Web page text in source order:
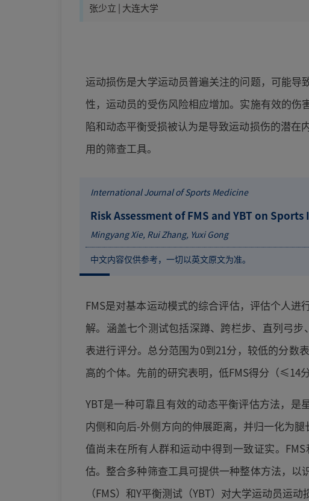
张少立 | 大连大学
运动损伤是大学运动员普遍关注的问题，可能
性，运动员的受伤风险相应增加。实施有效的
陷和动态平衡受损被认为是导致运动损伤的潜在
用的筛查工具。
International Journal of Sports Medicine
Risk Assessment of FMS and YBT on
Mingyang Xie, Rui Zhang, Yuxi Gong
中文内容仅供参考，一切以英文原文为准。
FMS是对基本运动模式的综合评估，评估个人
解。涵盖七个测试包括深蹲、跨栏步、直列弓
表进行评分。总分范围为0到21分，较低的分数
高的个体。先前的研究表明，低FMS得分（≤14
YBT是一种可靠且有效的动态平衡评估方法，
内侧和向后-外侧方向的伸展距离，并归一化为
值尚未在所有人群和运动中得到一致证实。
估。整合多种筛查工具可提供一种整体方法，
（FMS）和Y平衡测试（YBT）对大学运动员运